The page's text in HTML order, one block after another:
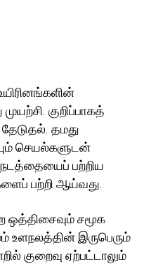
குறிப்பாகத்
தமது
செயல்களுடன்
பற்றிய
பற்றி ஆய்வது.
சமூக
இருபெரும்
குறைவு ஏற்பட்டாலும்